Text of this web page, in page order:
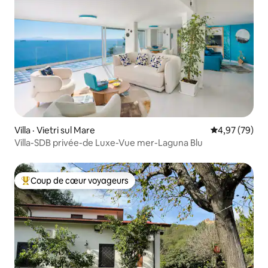
Villa · Vietri sul Mare Note
4,97 (79)
Villa-SDB privée-de Luxe-Vue mer-Laguna Blu
Coup de cœur voyageurs parmi les plus aimés
Coup de cœur voyageurs